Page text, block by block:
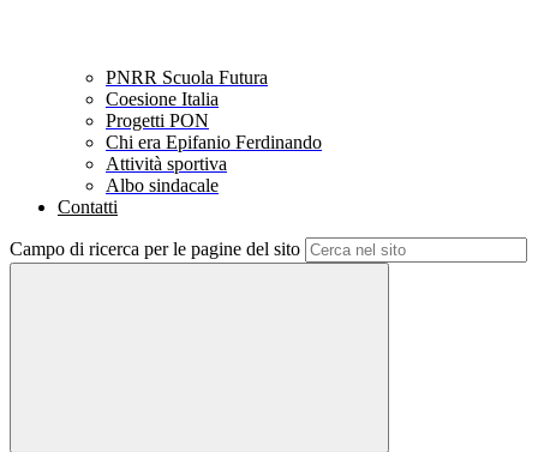
PNRR Scuola Futura
Coesione Italia
Progetti PON
Chi era Epifanio Ferdinando
Attività sportiva
Albo sindacale
Contatti
Campo di ricerca per le pagine del sito